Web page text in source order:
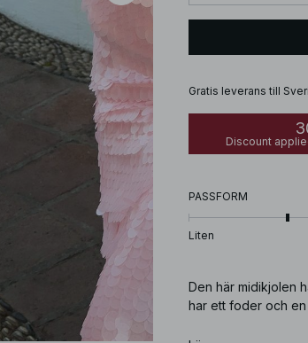
Gratis leverans till
Discount
PASSFORM
Liten
Den här midikjolen
har ett foder och